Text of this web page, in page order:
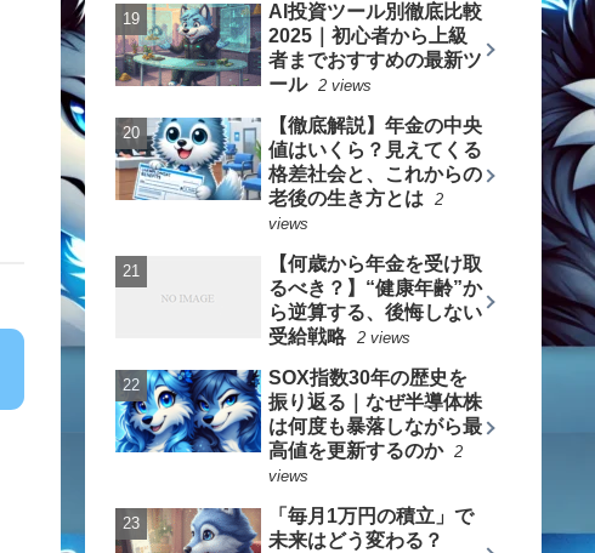
AI投資ツール別徹底比較
2025｜初心者から上級
者までおすすめの最新ツ
ール 2 views
【徹底解説】年金の中央
値はいくら？見えてくる
格差社会と、これからの
老後の生き方とは
2
views
【何歳から年金を受け取
るべき？】“健康年齢”か
ら逆算する、後悔しない
受給戦略 2 views
SOX指数30年の歴史を
振り返る｜なぜ半導体株
は何度も暴落しながら最
高値を更新するのか 2
views
「毎月1万円の積立」で
未来はどう変わる？